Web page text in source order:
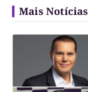
Mais Notícias